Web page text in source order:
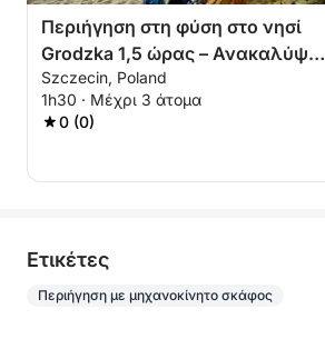
Περιήγηση στη φύση στο νησί
Grodzka 1,5 ώρας – Ανακαλύψτε
την άγρια πλευρά του Szczecin
Szczecin, Poland
1h30 · Μέχρι 3 άτομα
0 (0)
Eτικέτες
Περιήγηση με μηχανοκίνητο σκάφος